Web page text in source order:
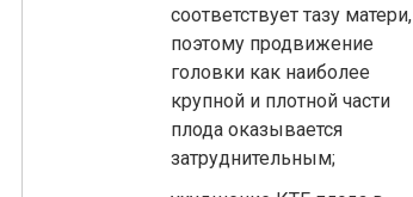
соответствует тазу матери,
поэтому продвижение
головки как наиболее
крупной и плотной части
плода оказывается
затруднительным;